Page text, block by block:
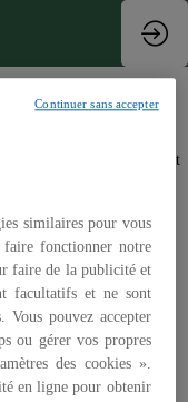
résultat
similaires pour vous
fonctionner notre
faire de la publicité et
facultatifs et ne sont
Vous pouvez accepter
ou gérer vos propres
des cookies ».
en ligne pour obtenir
Continuer sans accepter